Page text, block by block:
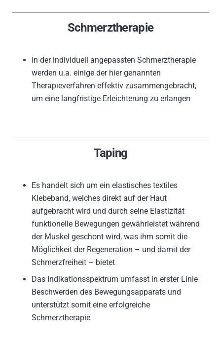
Schmerztherapie
In der individuell angepassten Schmerztherapie
werden u.a. einige der hier genannten
Therapieverfahren effektiv zusammengebracht,
um eine langfristige Erleichterung zu erlangen
Taping
Es handelt sich um ein elastisches textiles
Klebeband, welches direkt auf der Haut
aufgebracht wird und durch seine Elastizität
funktionelle Bewegungen gewährleistet während
der Muskel geschont wird, was ihm somit die
Möglichkeit der Regeneration – und damit der
Schmerzfreiheit – bietet
Das Indikationsspektrum umfasst in erster Linie
Beschwerden des Bewegungsapparats und
unterstützt somit eine erfolgreiche
Schmerztherapie